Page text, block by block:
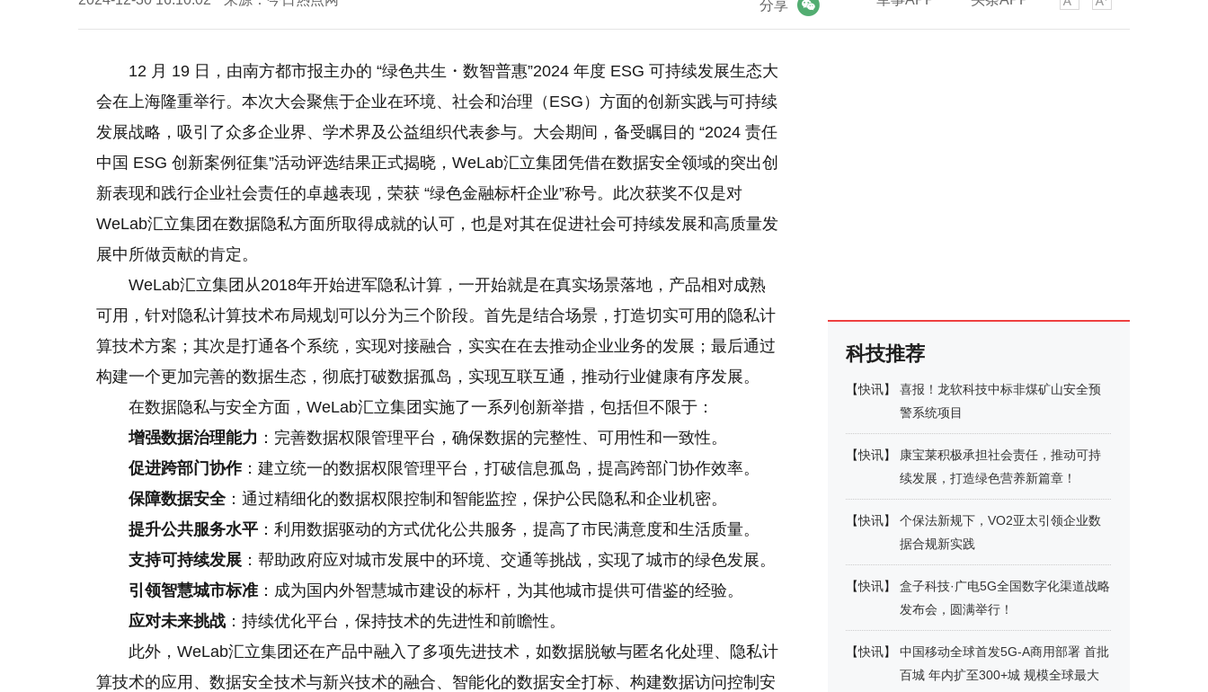
分享
12 月 19 日，由南方都市报主办的 “绿色共生・数智普惠”2024 年度 ESG 可持续发展生态大
会在上海隆重举行。本次大会聚焦于企业在环境、社会和治理（ESG）方面的创新实践与可持续
发展战略，吸引了众多企业界、学术界及公益组织代表参与。大会期间，备受瞩目的 “2024 责任
中国 ESG 创新案例征集”活动评选结果正式揭晓，WeLab汇立集团凭借在数据安全领域的突出创
新表现和践行企业社会责任的卓越表现，荣获 “绿色金融标杆企业”称号。此次获奖不仅是对
WeLab汇立集团在数据隐私方面所取得成就的认可，也是对其在促进社会可持续发展和高质量发
展中所做贡献的肯定。
WeLab汇立集团从2018年开始进军隐私计算，一开始就是在真实场景落地，产品相对成熟
可用，针对隐私计算技术布局规划可以分为三个阶段。首先是结合场景，打造切实可用的隐私计
算技术方案；其次是打通各个系统，实现对接融合，实实在在去推动企业业务的发展；最后通过
构建一个更加完善的数据生态，彻底打破数据孤岛，实现互联互通，推动行业健康有序发展。
在数据隐私与安全方面，WeLab汇立集团实施了一系列创新举措，包括但不限于：
增强数据治理能力 ：完善数据权限管理平台，确保数据的完整性、可用性和一致性。
促进跨部门协作：建立统一的数据权限管理平台，打破信息孤岛，提高跨部门协作效率。
保障数据安全：通过精细化的数据权限控制和智能监控，保护公民隐私和企业机密。
提升公共服务水平 ：利用数据驱动的方式优化公共服务，提高了市民满意度和生活质量。
支持可持续发展 ：帮助政府应对城市发展中的环境、交通等挑战，实现了城市的绿色发展。
引领智慧城市标准：成为国内外智慧城市建设的标杆 ， 为其他城市提供可借鉴的经验。
应对未来挑战 ：持续优化平台，保持技术的先进性和前瞻性。
此外，WeLab汇立集团还在产品中融入了多项先进技术，如数据脱敏与匿名化处理、隐私计
算技术的应用、数据安全技术与新兴技术的融合、智能化的数据安全打标、构建数据访问控制安
科技推荐
【快讯】
喜报！龙软科技中标非煤矿山安全预
警系统项目
【快讯】
康宝莱积极承担社会责任，推动可持
续发展，打造绿色营养新篇章！
【快讯】
个保法新规下，VO2亚太引领企业数
据合规新实践
【快讯】
盒子科技·广电5G全国数字化渠道战略
发布会，圆满举行！
【快讯】
中国移动全球首发5G-A商用部署 首批
百城 年内扩至300+城 规模全球最大